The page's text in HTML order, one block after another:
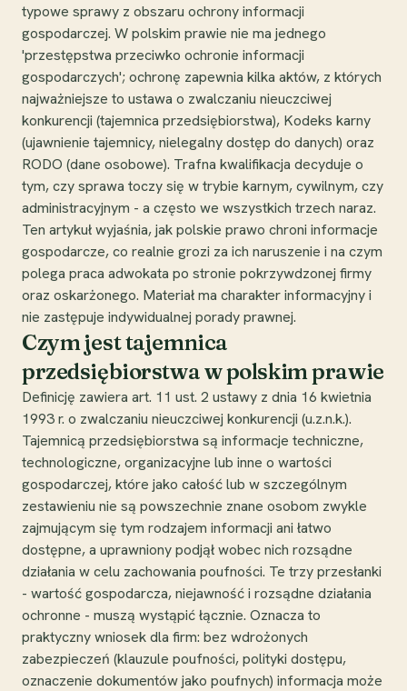
typowe sprawy z obszaru ochrony informacji
gospodarczej. W polskim prawie nie ma jednego
'przestępstwa przeciwko ochronie informacji
gospodarczych'; ochronę zapewnia kilka aktów, z których
najważniejsze to ustawa o zwalczaniu nieuczciwej
konkurencji (tajemnica przedsiębiorstwa), Kodeks karny
(ujawnienie tajemnicy, nielegalny dostęp do danych) oraz
RODO (dane osobowe). Trafna kwalifikacja decyduje o
tym, czy sprawa toczy się w trybie karnym, cywilnym, czy
administracyjnym - a często we wszystkich trzech naraz.
Ten artykuł wyjaśnia, jak polskie prawo chroni informacje
gospodarcze, co realnie grozi za ich naruszenie i na czym
polega praca adwokata po stronie pokrzywdzonej firmy
oraz oskarżonego. Materiał ma charakter informacyjny i
nie zastępuje indywidualnej porady prawnej.
Czym jest tajemnica
przedsiębiorstwa w polskim prawie
Definicję zawiera art. 11 ust. 2 ustawy z dnia 16 kwietnia
1993 r. o zwalczaniu nieuczciwej konkurencji (u.z.n.k.).
Tajemnicą przedsiębiorstwa są informacje techniczne,
technologiczne, organizacyjne lub inne o wartości
gospodarczej, które jako całość lub w szczególnym
zestawieniu nie są powszechnie znane osobom zwykle
zajmującym się tym rodzajem informacji ani łatwo
dostępne, a uprawniony podjął wobec nich rozsądne
działania w celu zachowania poufności. Te trzy przesłanki
- wartość gospodarcza, niejawność i rozsądne działania
ochronne - muszą wystąpić łącznie. Oznacza to
praktyczny wniosek dla firm: bez wdrożonych
zabezpieczeń (klauzule poufności, polityki dostępu,
oznaczenie dokumentów jako poufnych) informacja może